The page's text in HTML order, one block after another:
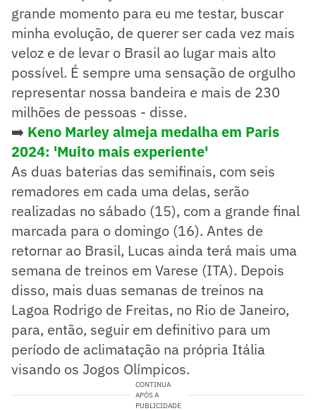
grande momento para eu me testar, buscar
minha evolução, de querer ser cada vez mais
veloz e de levar o Brasil ao lugar mais alto
possível. É sempre uma sensação de orgulho
representar nossa bandeira e mais de 230
milhões de pessoas - disse.
➡️ Keno Marley almeja medalha em Paris
2024: 'Muito mais experiente'
As duas baterias das semifinais, com seis
remadores em cada uma delas, serão
realizadas no sábado (15), com a grande final
marcada para o domingo (16). Antes de
retornar ao Brasil, Lucas ainda terá mais uma
semana de treinos em Varese (ITA). Depois
disso, mais duas semanas de treinos na
Lagoa Rodrigo de Freitas, no Rio de Janeiro,
para, então, seguir em definitivo para um
período de aclimatação na própria Itália
visando os Jogos Olímpicos.
CONTINUA
APÓS A
PUBLICIDADE